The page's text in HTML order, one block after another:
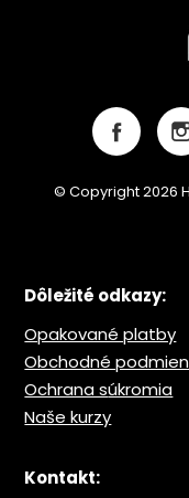
© Copyright 2026
Dôležité odkazy:
Opakované platby
Obchodné
Ochrana súkromia
Naše kurzy
Kontakt: